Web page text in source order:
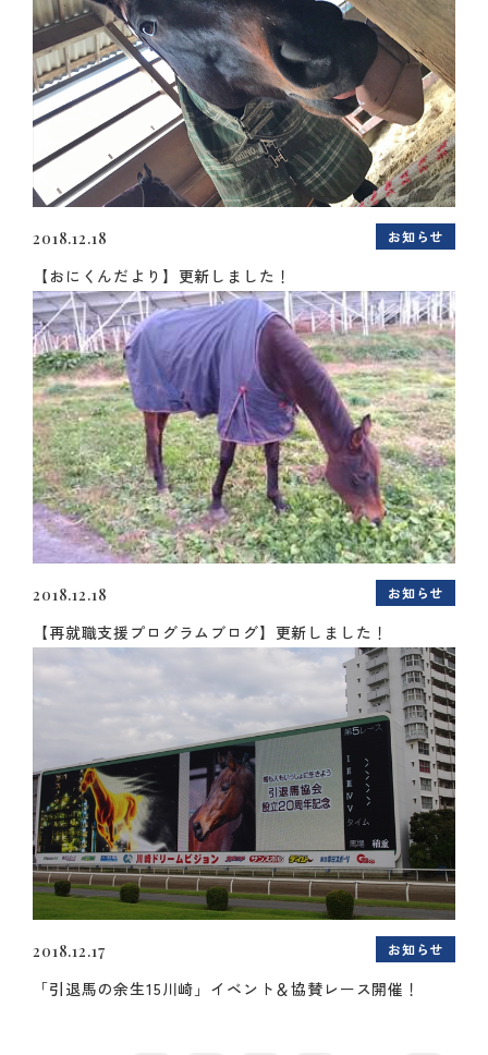
2018.12.18 お知らせ
【おにくんだより】更新しました！
2018.12.18 お知らせ
【再就職支援プログラムブログ】更新しました！
2018.12.17 お知らせ
「引退馬の余生15川崎」イベント＆協賛レース開催！